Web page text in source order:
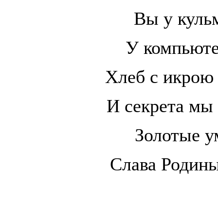
Вы у
У
Хлеб с икрою
И секрета мы
Золотые
Слава